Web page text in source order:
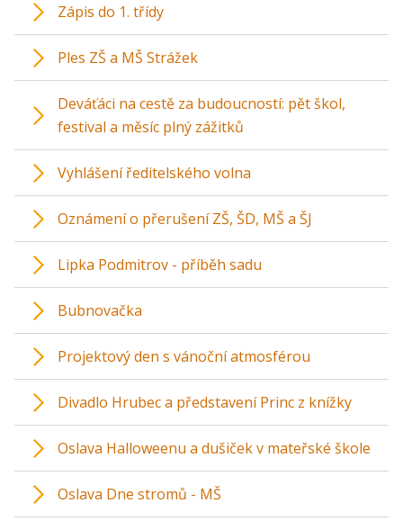
Zápis do 1. třídy
Ples ZŠ a MŠ Strážek
Deváťáci na cestě za budoucností: pět škol,
festival a měsíc plný zážitků
Vyhlášení ředitelského volna
Oznámení o přerušení ZŠ, ŠD, MŠ a ŠJ
Lipka Podmitrov - příběh sadu
Bubnovačka
Projektový den s vánoční atmosférou
Divadlo Hrubec a představení Princ z knížky
Oslava Halloweenu a dušiček v mateřské škole
Oslava Dne stromů - MŠ